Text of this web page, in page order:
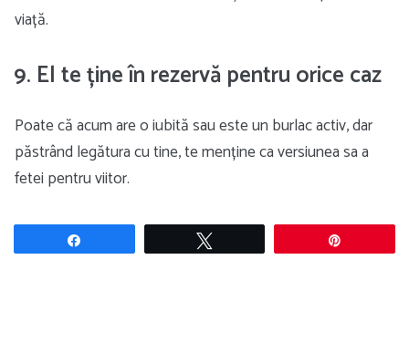
viață.
9. El te ține în rezervă pentru orice caz
Poate că acum are o iubită sau este un burlac activ, dar
păstrând legătura cu tine, te menține ca versiunea sa a
fetei pentru viitor.